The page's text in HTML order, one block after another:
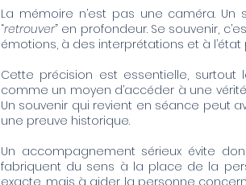
La mémoire n’est pas une caméra.
“retrouver” en profondeur. Se souvenir,
émotions, à des interprétations et à
Cette précision est essentielle, surtout
comme un moyen d’accéder à une
Un souvenir qui revient en séance peut
une preuve historique.
Un accompagnement sérieux évite
fabriquent du sens à la place de la
exacte, mais à aider la personne